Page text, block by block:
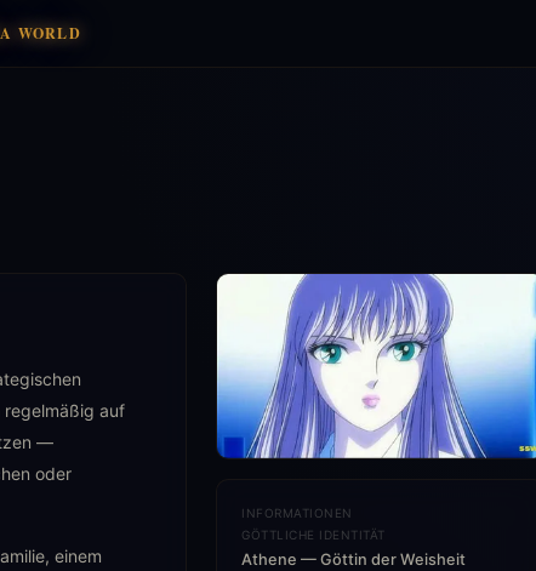
WORLD
regelmäßig auf
—
oder
einem
INFORMATIONEN
GÖTTLICHE IDENTITÄT
Athene — Göttin der Weisheit